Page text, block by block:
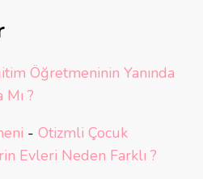
Öğretmeninin Yanında
Mı ?
- Otizmli Çocuk
Evleri Neden Farklı ?